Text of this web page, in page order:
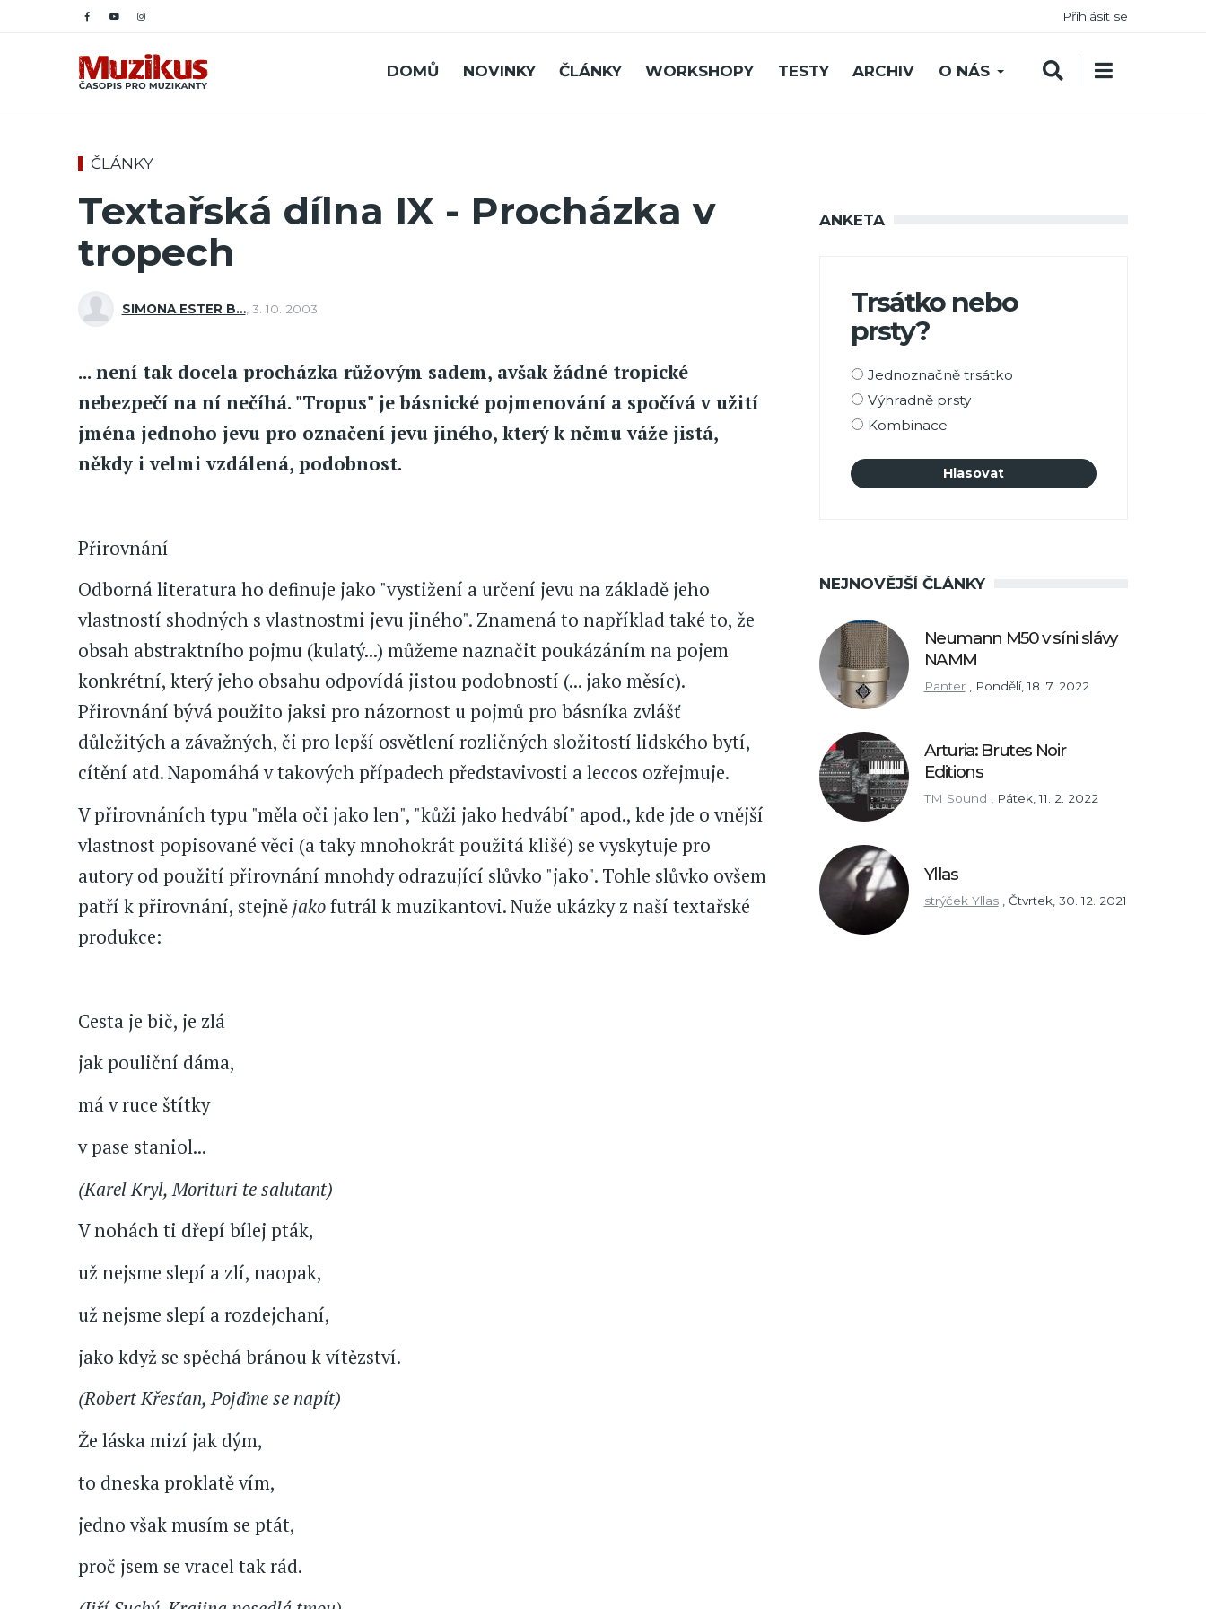
Přihlásit se
DOMŮ NOVINKY ČLÁNKY WORKSHOPY TESTY ARCHIV O NÁS
ČLÁNKY
Textařská dílna IX - Procházka v
tropech
SIMONA ESTER B…, 3. 10. 2003
... není tak docela procházka růžovým sadem, avšak žádné tropické
nebezpečí na ní nečíhá. "Tropus" je básnické pojmenování a spočívá v užití
jména jednoho jevu pro označení jevu jiného, který k němu váže jistá,
někdy i velmi vzdálená, podobnost.
Přirovnání
Odborná literatura ho definuje jako "vystižení a určení jevu na základě jeho
vlastností shodných s vlastnostmi jevu jiného". Znamená to například také to, že
obsah abstraktního pojmu (kulatý...) můžeme naznačit poukázáním na pojem
konkrétní, který jeho obsahu odpovídá jistou podobností (... jako měsíc).
Přirovnání bývá použito jaksi pro názornost u pojmů pro básníka zvlášť
důležitých a závažných, či pro lepší osvětlení rozličných složitostí lidského bytí,
cítění atd. Napomáhá v takových případech představivosti a leccos ozřejmuje.
V přirovnáních typu "měla oči jako len", "kůži jako hedvábí" apod., kde jde o vnější
vlastnost popisované věci (a taky mnohokrát použitá klišé) se vyskytuje pro
autory od použití přirovnání mnohdy odrazující slůvko "jako". Tohle slůvko ovšem
patří k přirovnání, stejně jakofutrál k muzikantovi. Nuže ukázky z naší textařské
produkce:
Cesta je bič, je zlá
jak pouliční dáma,
má v ruce štítky
v pase staniol...
(Karel Kryl, Morituri te salutant)
V nohách ti dřepí bílej pták,
už nejsme slepí a zlí, naopak,
už nejsme slepí a rozdejchaní,
jako když se spěchá bránou k vítězství.
(Robert Křesťan, Pojďme se napít)
Že láska mizí jak dým,
to dneska proklatě vím,
jedno však musím se ptát,
proč jsem se vracel tak rád.
ANKETA
Trsátko nebo
prsty?
Možnosti
výběru
Jednoznačně trsátko
Výhradně prsty
Kombinace
NEJNOVĚJŠÍ ČLÁNKY
Neumann M50 v síni slávy
NAMM
Panter Pondělí, 18. 7. 2022
Arturia: Brutes Noir
Editions
TM Sound , Pátek, 11. 2. 2022
Yllas
strýček Yllas Čtvrtek, 30. 12. 2021